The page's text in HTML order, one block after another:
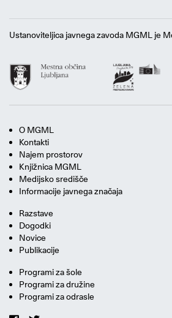
Ustanoviteljica javnega zavoda MGML je
O MGML
Kontakti
Najem prostorov
Knjižnica MGML
Medijsko središče
Informacije javnega značaja
Razstave
Dogodki
Novice
Publikacije
Programi za šole
Programi za družine
Programi za odrasle